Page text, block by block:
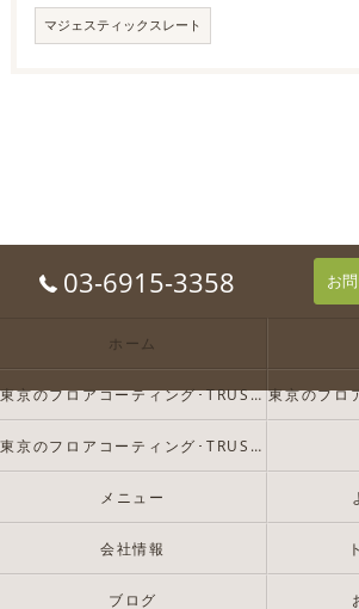
マジェスティックスレート
03-6915-3358 お
ホーム
東京のフロアコーティング･TRUST-Dの口コミ情報
東京のフロアコーティング･TRUST-Dのお客様の声
メニュー
会社情報
ブログ